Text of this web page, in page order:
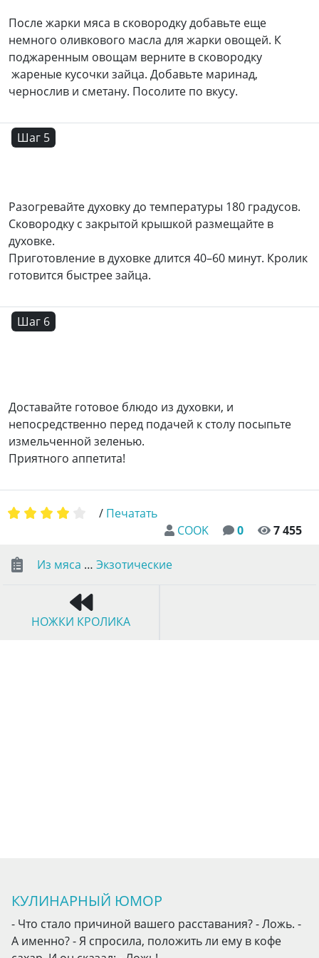
После жарки мяса в сковородку добавьте еще
немного оливкового масла для жарки овощей. К
поджаренным овощам верните в сковородку
жареные кусочки зайца. Добавьте маринад,
чернослив и сметану. Посолите по вкусу.
Шаг 5
Разогревайте духовку до температуры 180 градусов.
Сковородку с закрытой крышкой размещайте в
духовке.
Приготовление в духовке длится 40–60 минут. Кролик
готовится быстрее зайца.
Шаг 6
Доставайте готовое блюдо из духовки, и
непосредственно перед подачей к столу посыпьте
измельченной зеленью.
Приятного аппетита!
COOK 0 7 455
/ Печатать
Из мяса … Экзотические
НОЖКИ КРОЛИКА
КУЛИНАРНЫЙ ЮМОР
- Что стало причиной вашего расставания? - Ложь. -
А именно? - Я спросила, положить ли ему в кофе